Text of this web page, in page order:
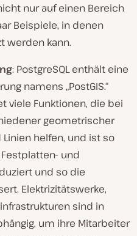
nur auf einen Bereich
Beispiele, in denen
werden kann.
: PostgreSQL enthält eine
namens „PostGIS.“
viele Funktionen, die bei
geometrischer
helfen, und ist so
und
und so die
Elektrizitätswerke,
sind in
um ihre Mitarbeiter